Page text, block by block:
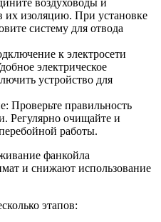
воздуховоды и
их изоляцию. При установке
систему для отвода
к электросети
электрическое
устройство для
Проверьте правильность
Регулярно очищайте и
работы.
фанкойла
и снижают использование
этапов: